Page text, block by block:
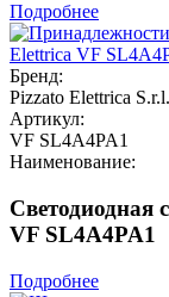
Подробнее
Бренд:
Pizzato Elettrica S.r.l.
Артикул:
VF SL4A4PA1
Наименование:
Светодиодная
VF SL4A4PA1
Подробнее